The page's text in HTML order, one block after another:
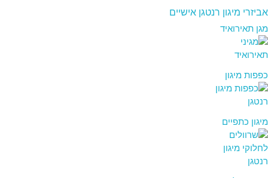
אביזרי מיגון רנטגן אישיים
מגן תאירואיד
כפפות מיגון
מיגון כתפיים